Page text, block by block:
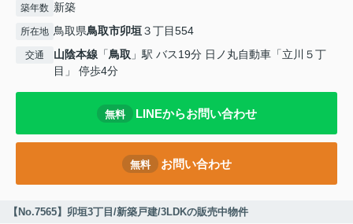
築年数 新築
所在地 鳥取県鳥取市卯垣３丁目554
交通 山陰本線 「鳥取 」駅 バス19分 日ノ丸自動車「立川５丁
目」 停歩4分
無料 LINEからお問い合わせ
無料 お問い合わせ
【No.7565】卯垣3丁目/新築戸建/3LDKの販売中物件